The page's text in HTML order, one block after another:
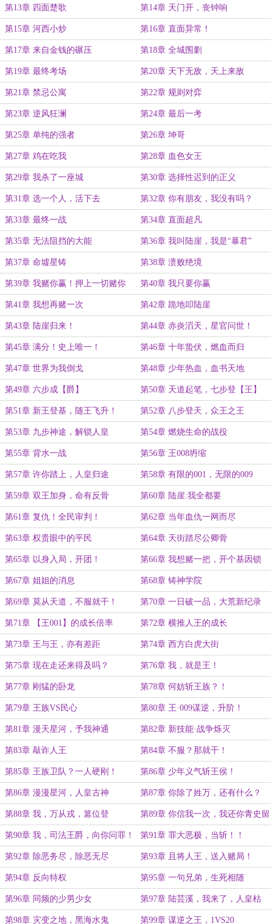
第13章 四面楚歌 第14章 天门开，丧钟响
第15章 河西小炒 第16章 直面异常！
第17章 来自金钱的碾压 第18章 全城围剿
第19章 最终考场 第20章 天下无敌，天上来敌
第21章 禁忌公寓 第22章 规则对弈
第23章 逆风狂澜 第24章 最后一考
第25章 单纯的强者 第26章 坤哥
第27章 鸡在吃我 第28章 血色女王
第29章 我杀了一座城 第30章 选择性迟到的正义
第31章 选一个人，活下去 第32章 你有朋友，我没有吗？
第33章 最终一战 第34章 直面超凡
第35章 无法阻挡的大能 第36章 我叫陆崖，我是“暴君”
第37章 命墟星铸 第38章 溃败绝境
第39章 我赌你赢！押上一切赌你
赢！
第40章 我只要你赢
第41章 我想再赌一次 第42章 跪地叩陆崖
第43章 陆崖归来！ 第44章 赤炎滔天，星官问世！
第45章 满分！史上唯一！ 第46章 十年蛰伏，燃血而归
第47章 世界为我倒戈 第48章 少年热血，血书天地
第49章 六步成【爵】 第50章 天道起笔，七步登【王】
第51章 新王登基，随王飞升！ 第52章 八步登天，众王之王
第53章 九步神途，解锁人皇 第54章 燃烧生命的战役
第55章 背水一战 第56章 王008坍缩
第57章 许你踏上，人皇归途 第58章 有限的001，无限的009
第59章 双王加身，命有反骨 第60章 陆崖:我全都要
第61章 复仇！全民审判！ 第62章 当年血仇一网而尽
第63章 权贵眼中的平民 第64章 天街踏尽公卿骨
第65章 以身入局，开团！ 第66章 我想赌一把，开个基因锁
第67章 姐姐的消息 第68章 铸神学院
第69章 莫从天道，不服就干！ 第70章 一日破一品，大荒新纪录
第71章 【王001】的成长倍率 第72章 横推人王的成长
第73章 王与王，亦有差距 第74章 西方白虎大街
第75章 现在走还来得及吗？ 第76章 我，就是王！
第77章 刚猛的卧龙 第78章 何妨斩王族？！
第79章 王族VS民心 第80章 王·009谋逆，升阶！
第81章 漫天星河，予我神通 第82章 新技能·战争烁灭
第83章 敲诈人王 第84章 不服？那就干！
第85章 王族卫队？一人硬刚！ 第86章 少年义气斩王侯！
第86章 漫漫星河，人皇古神 第87章 你除了姓万，还有什么？
第88章 我，万从戎，篡位登
基！！！
第89章 你信我一次，我还你青史留
名
第90章 我，司法王爵，向你问罪！ 第91章 罪大恶极，当斩！！
第92章 除恶务尽，除恶无尽 第93章 且将人王，送入赌局！
第94章 反向特权 第95章 一句兄弟，生死相随
第96章 同频的少男少女 第97章 陆芸溪，我来了，人皇枯
骨，我来了！
第98章 灾变之地，黑海水鬼 第99章 谋逆之王，1VS20